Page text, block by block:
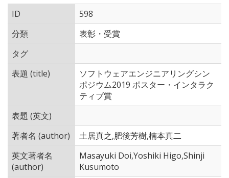
ID
598
分類
表彰・受賞
タグ
表題 (title)
ソフトウェアエンジニアリングシン
ポジウム2019 ポスター・インタラク
ティブ賞
表題 (英文)
著者名 (author)
土居真之,肥後芳樹,楠本真二
英文著者名
(author)
Masayuki Doi,Yoshiki Higo,Shinji
Kusumoto